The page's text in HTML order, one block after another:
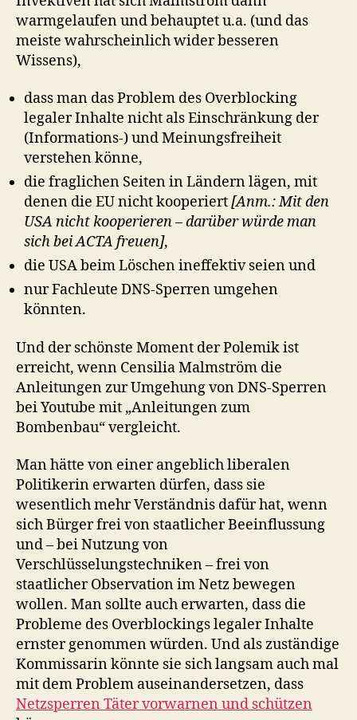
warmgelaufen und behauptet u.a. (und das
meiste wahrscheinlich wider besseren
Wissens),
dass man das Problem des Overblocking
legaler Inhalte nicht als Einschränkung der
(Informations-) und Meinungsfreiheit
verstehen könne,
die fraglichen Seiten in Ländern lägen, mit
denen die EU nicht kooperiert[Anm.: Mit den
USA nicht kooperieren – darüber würde man
sich bei ACTA freuen],
die USA beim Löschen ineffektiv seien und
nur Fachleute DNS-Sperren umgehen
könnten.
Und der schönste Moment der Polemik ist
erreicht, wenn Censilia Malmström die
Anleitungen zur Umgehung von DNS-Sperren
bei Youtube mit „Anleitungen zum
Bombenbau“ vergleicht.
Man hätte von einer angeblich liberalen
Politikerin erwarten dürfen, dass sie
wesentlich mehr Verständnis dafür hat, wenn
sich Bürger frei von staatlicher Beeinflussung
und – bei Nutzung von
Verschlüsselungstechniken – frei von
staatlicher Observation im Netz bewegen
wollen. Man sollte auch erwarten, dass die
Probleme des Overblockings legaler Inhalte
ernster genommen würden. Und als zuständige
Kommissarin könnte sie sich langsam auch mal
mit dem Problem auseinandersetzen, dass
Netzsperren Täter vorwarnen und schützen